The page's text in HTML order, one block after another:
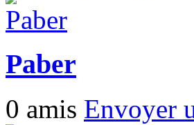
Paber
0 amis Envoyer